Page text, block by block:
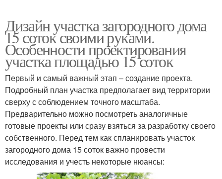
Дизайн участка загородного дома
15 соток своими руками.
Особенности проектирования
участка площадью 15 соток
Первый и самый важный этап – создание проекта.
Подробный план участка предполагает вид территории
сверху с соблюдением точного масштаба.
Предварительно можно посмотреть аналогичные
готовые проекты или сразу взяться за разработку своего
собственного. Перед тем как спланировать участок
загородного дома 15 соток важно провести
исследования и учесть некоторые нюансы: